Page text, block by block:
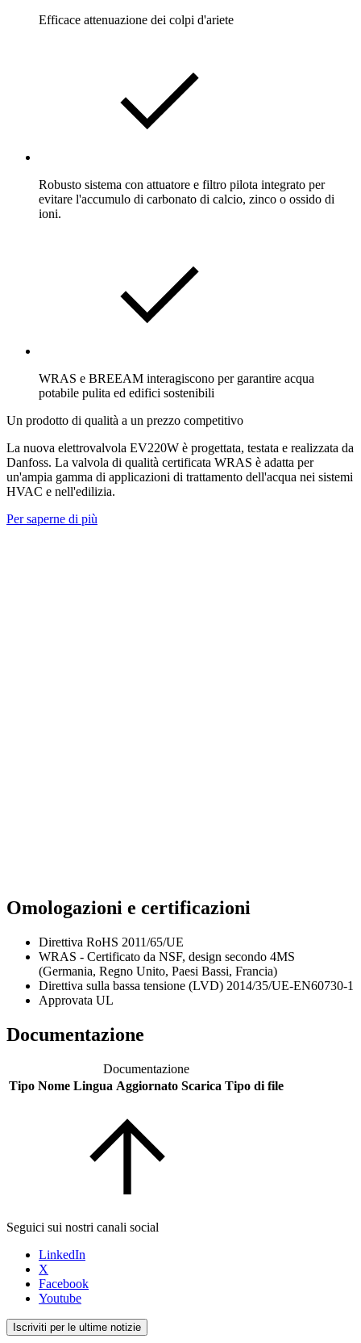
Efficace attenuazione dei colpi d'ariete
Robusto sistema con attuatore e filtro pilota integrato per
evitare l'accumulo di carbonato di calcio, zinco o ossido di
ioni.
WRAS e BREEAM interagiscono per garantire acqua
potabile pulita ed edifici sostenibili
Un prodotto di qualità a un prezzo competitivo
La nuova elettrovalvola EV220W è progettata, testata e realizzata da
Danfoss. La valvola di qualità certificata WRAS è adatta per
un'ampia gamma di applicazioni di trattamento dell'acqua nei sistemi
HVAC e nell'edilizia.
Per saperne di più
Omologazioni e certificazioni
Direttiva RoHS 2011/65/UE
WRAS - Certificato da NSF, design secondo 4MS
(Germania, Regno Unito, Paesi Bassi, Francia)
Direttiva sulla bassa tensione (LVD) 2014/35/UE-EN60730-1
Approvata UL
Documentazione
Documentazione
Tipo Nome Lingua Aggiornato Scarica Tipo di file
Seguici sui nostri canali social
LinkedIn
X
Facebook
Youtube
Iscriviti per le ultime notizie